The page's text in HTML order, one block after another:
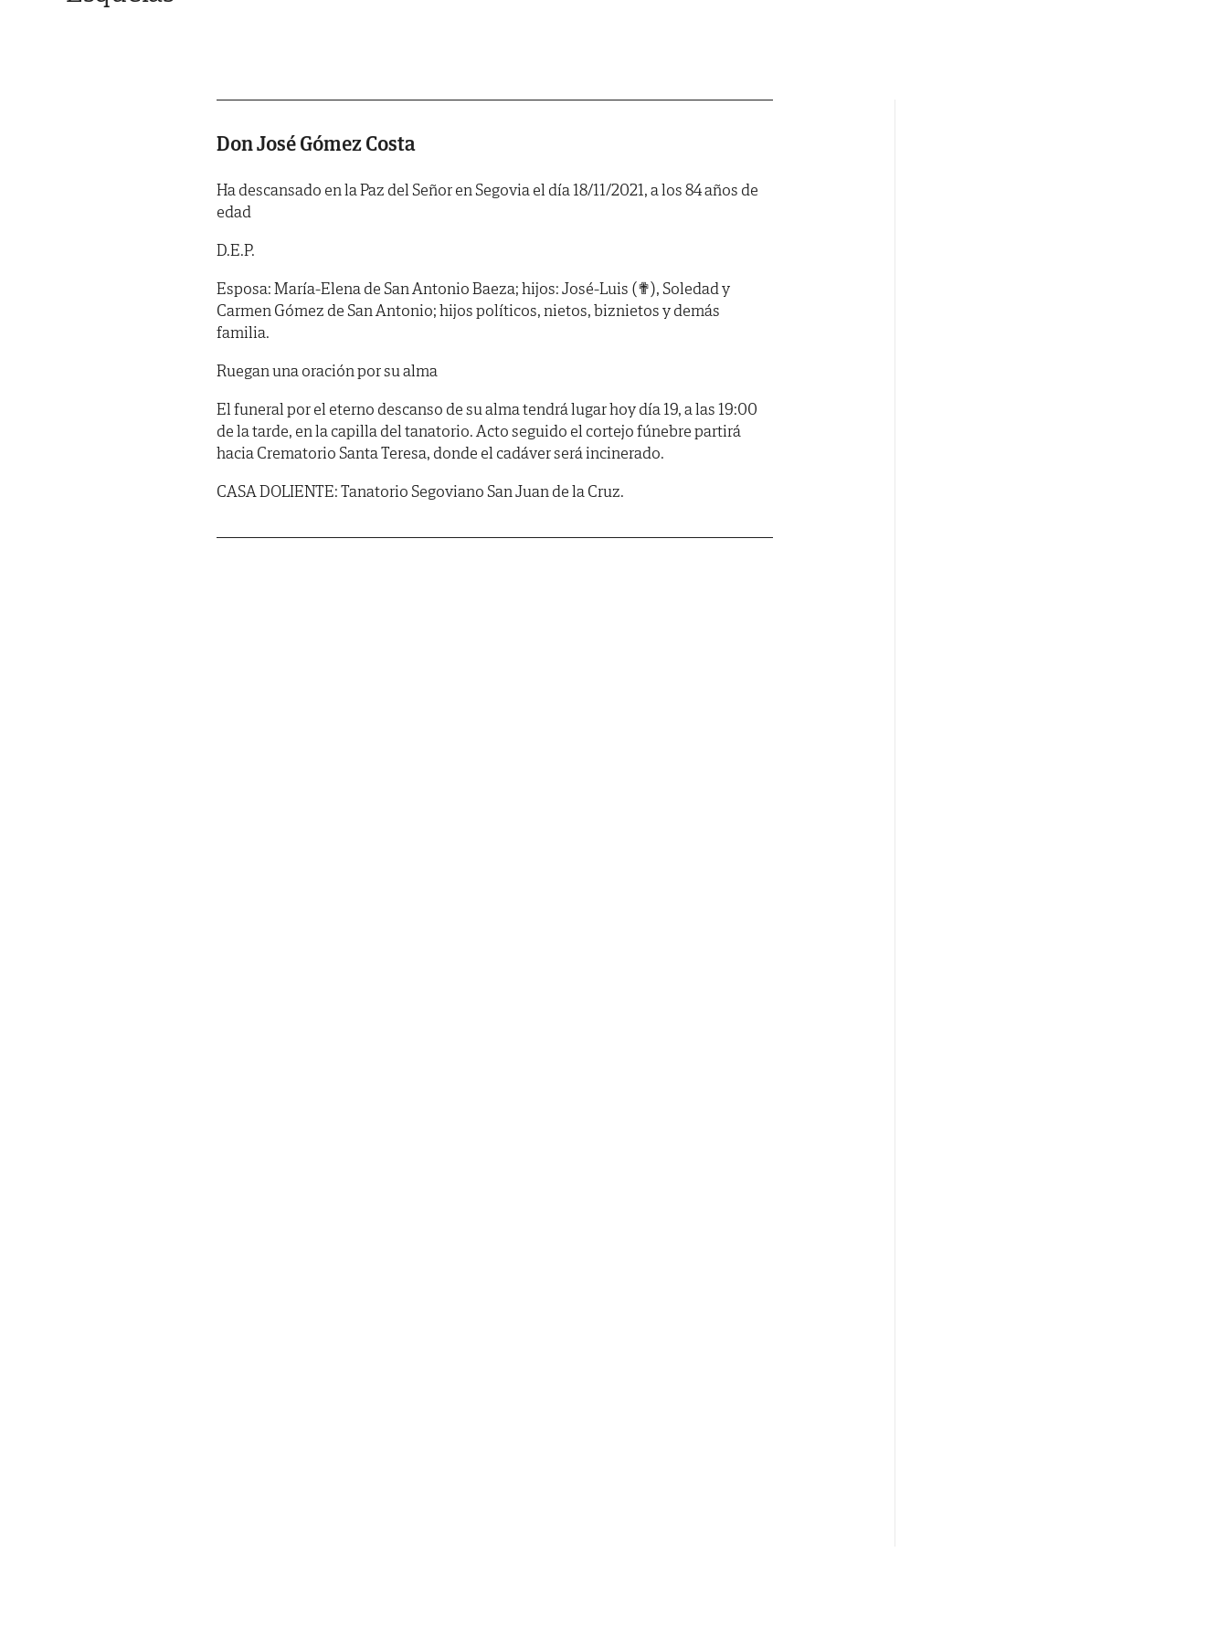
Don José Gómez Costa
Ha descansado en la Paz del Señor en Segovia el día 18/11/2021, a los 84 años de
edad
D.E.P.
Esposa: María-Elena de San Antonio Baeza; hijos: José-Luis (✟), Soledad y
Carmen Gómez de San Antonio; hijos políticos, nietos, biznietos y demás
familia.
Ruegan una oración por su alma
El funeral por el eterno descanso de su alma tendrá lugar hoy día 19, a las 19:00
de la tarde, en la capilla del tanatorio. Acto seguido el cortejo fúnebre partirá
hacia Crematorio Santa Teresa, donde el cadáver será incinerado.
CASA DOLIENTE: Tanatorio Segoviano San Juan de la Cruz.